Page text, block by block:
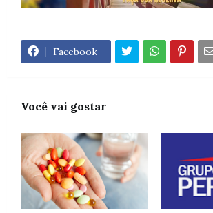
Facebook
Você vai gostar